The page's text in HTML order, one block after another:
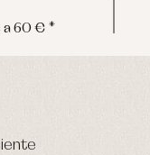
a 60 € *